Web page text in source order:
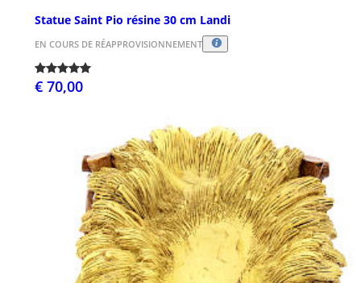
Statue Saint Pio résine 30 cm Landi
EN COURS DE RÉAPPROVISIONNEMENT
€ 70,00